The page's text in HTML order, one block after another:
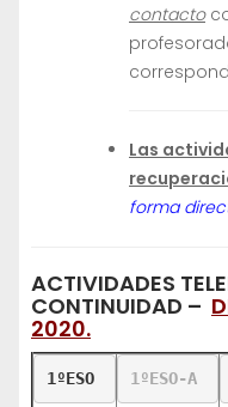
contacto
Las
forma
ACTIVIDADES
CONTINUIDAD –
2020.
1ºESO 1 ºESO-A